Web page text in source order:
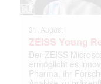
31. August
ZEISS Young
Der ZEISS
ermöglicht es
Pharma, ihr